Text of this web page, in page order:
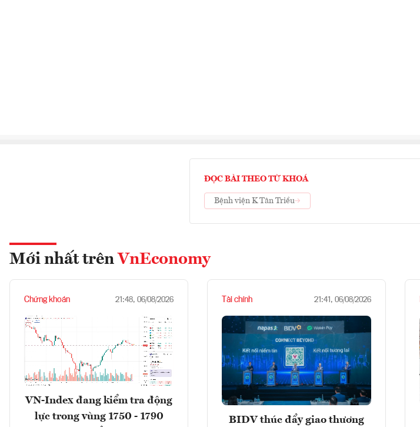
ĐỌC BÀI THEO TỪ KHOÁ
Bệnh viện K Tân Triều
Mới nhất trên VnEconomy
Chứng khoán 21:48, 06/08/2026
VN-Index đang kiểm tra động
lực trong vùng 1750 - 1790
Tài chính 21:41, 06/08/2026
BIDV thúc đẩy giao thương